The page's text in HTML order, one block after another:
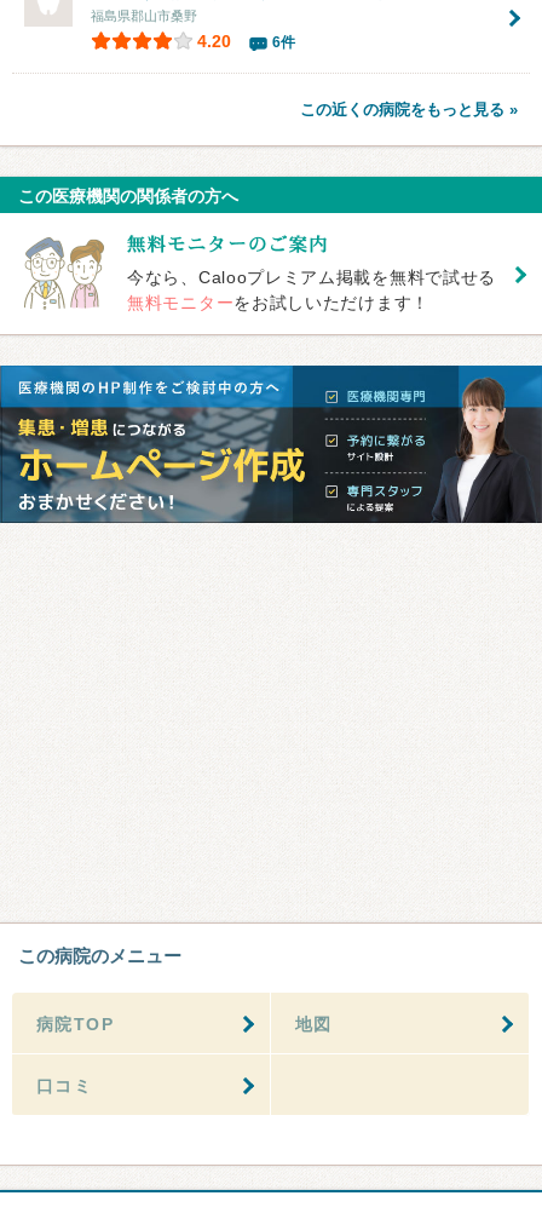
福島県郡山市桑野
4.20 6件
この近くの病院をもっと見る »
この医療機関の関係者の方へ
今なら、Calooプレミアム掲載を無料で試せる
無料モニターをお試しいただけます！
この病院のメニュー
病院TOP 地図
口コミ